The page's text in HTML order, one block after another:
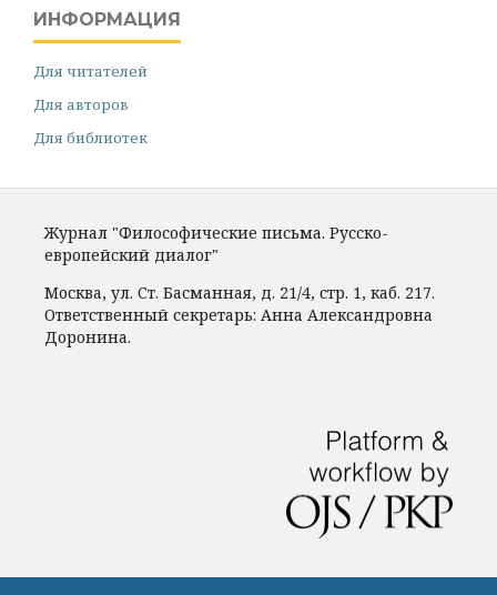
ИНФОРМАЦИЯ
Для читателей
Для авторов
Для библиотек
Журнал "Философические письма. Русско-
европейский диалог"
Москва, ул. Ст. Басманная, д. 21/4, стр. 1, каб. 217.
Ответственный секретарь: Анна Александровна
Доронина.